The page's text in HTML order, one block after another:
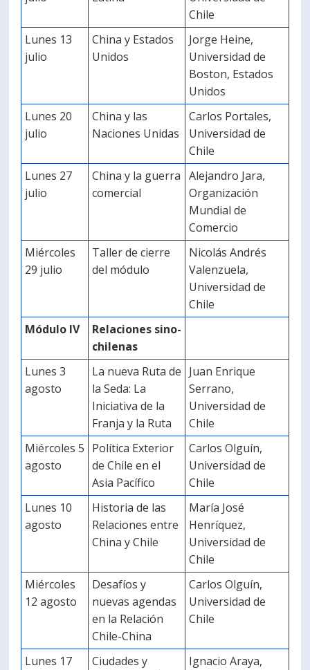
Chile
Lunes 13
julio
China y Estados
Unidos
Jorge Heine,
Universidad de
Boston, Estados
Unidos
Lunes 20
julio
China y las
Naciones Unidas
Carlos Portales,
Universidad de
Chile
Lunes 27
julio
China y la guerra
comercial
Alejandro Jara,
Organización
Mundial de
Comercio
Miércoles
29 julio
Taller de cierre
del módulo
Nicolás Andrés
Valenzuela,
Universidad de
Chile
Módulo IV
Relaciones sino-
chilenas
Lunes 3
agosto
La nueva Ruta de
la Seda: La
Iniciativa de la
Franja y la Ruta
Juan Enrique
Serrano,
Universidad de
Chile
Miércoles 5
agosto
Política Exterior
de Chile en el
Asia Pacífico
Carlos Olguín,
Universidad de
Chile
Lunes 10
agosto
Historia de las
Relaciones entre
China y Chile
María José
Henríquez,
Universidad de
Chile
Miércoles
12 agosto
Desafíos y
nuevas agendas
en la Relación
Chile-China
Carlos Olguín,
Universidad de
Chile
Lunes 17
Ciudades y
Ignacio Araya,